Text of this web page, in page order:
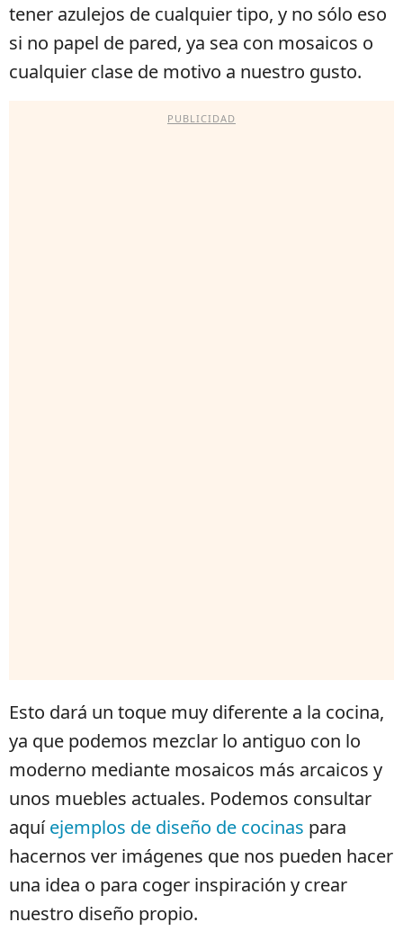
tener azulejos de cualquier tipo, y no sólo eso
si no papel de pared, ya sea con mosaicos o
cualquier clase de motivo a nuestro gusto.
PUBLICIDAD
Esto dará un toque muy diferente a la cocina,
ya que podemos mezclar lo antiguo con lo
moderno mediante mosaicos más arcaicos y
unos muebles actuales. Podemos consultar
aquíejemplos de diseño de cocinas para
hacernos ver imágenes que nos pueden hacer
una idea o para coger inspiración y crear
nuestro diseño propio.